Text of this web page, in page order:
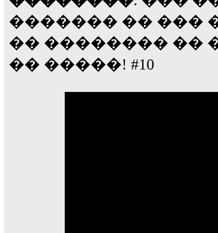
������� �� ���
�� �������� ��
�� �����! #10